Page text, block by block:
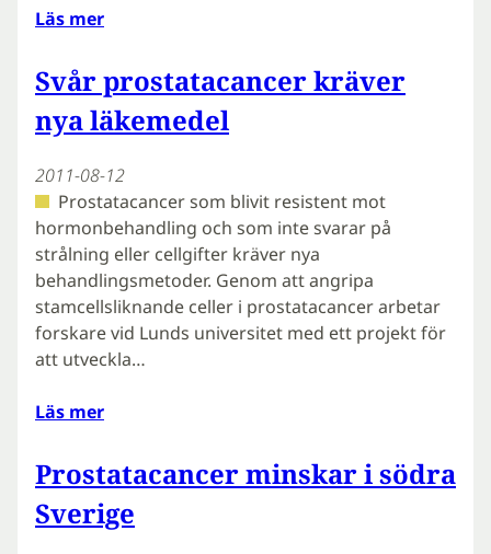
Läs mer
Svår prostatacancer kräver
nya läkemedel
2011-08-12
Prostatacancer som blivit resistent mot
hormonbehandling och som inte svarar på
strålning eller cellgifter kräver nya
behandlingsmetoder. Genom att angripa
stamcellsliknande celler i prostatacancer arbetar
forskare vid Lunds universitet med ett projekt för
att utveckla…
Läs mer
Prostatacancer minskar i södra
Sverige